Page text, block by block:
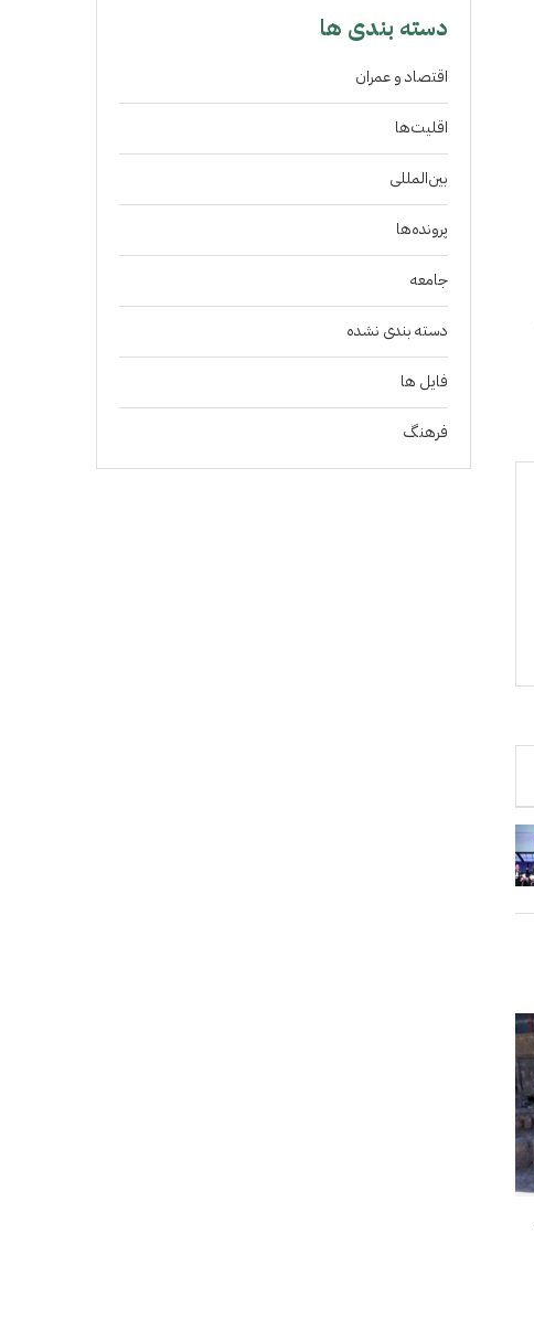
دسته بندی ها
اقتصاد و عمران
اقلیت‌ها
بین‌المللی
پرونده‌ها
جامعه
دسته بندی نشده
فايل ها
فرهنگ